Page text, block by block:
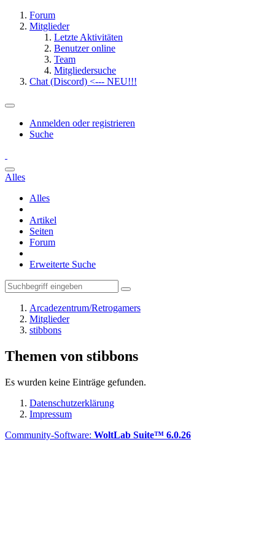
Forum
Mitglieder
Letzte Aktivitäten
Benutzer online
Team
Mitgliedersuche
Chat (Discord) <--- NEU!!!
Anmelden oder registrieren
Suche
Alles
Alles
Artikel
Seiten
Forum
Erweiterte Suche
Arcadezentrum/Retrogamers
Mitglieder
stibbons
Themen von stibbons
Es wurden keine Einträge gefunden.
Datenschutzerklärung
Impressum
Community-Software: WoltLab Suite™ 6.0.26